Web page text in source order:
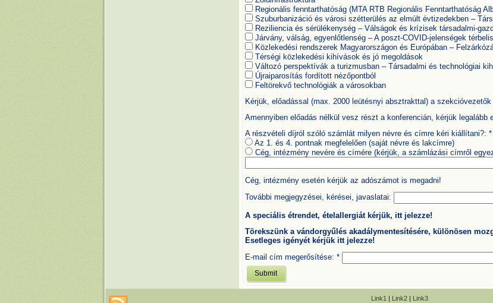
Regionális fenntarthatóság (MTA RTB Regionális Fenntarthatóság
Szuburbanizáció és városi szétterülés az elmúlt évtizedekben –
Reziliencia és sérülékenység – Válságok és krízisek társadalmi-
Járvány, válság, egyenlőtlenség – A poszt-COVID-jelenségek
Közlekedési rendszerek Magyarországon és Európában –
Térségi közlekedési kihívások és jó megoldások
Változó perspektívák a turizmusban – Társadalmi és technológiai
Újraiparosítás fordított nézőpontból
Feltörekvő technológiák a városokban
Kérjük, előadással (max. 2000 leütésnyi absztrakttal) a
Amennyiben előadás nélkül vesz részt a konferencián, kérjük legalább
A részvételi díjról szóló számlát milyen névre és címre kéri kiállítani?: *
Az 1. és 4. pontnak megfelelően (saját névre és lakcímre)
Cég, intézmény nevére és címére (kérjük, a számlázási címről
Cég, intézmény esetén kérjük az adószámot is megadni!
További megjegyzései, kérései, javaslatai:
A speciális étrendet, ételallergiát kérjük, itt jelezze!
Törekszünk a vándorgyűlés akadálymentesítésére, különösen
Esetleges igényét kérjük itt jelezze!
E-mail cím megerősítése: *
Link1 | Link2 | Link3